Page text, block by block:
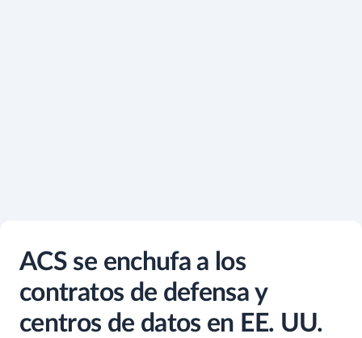
ACS se enchufa a los
contratos de defensa y
centros de datos en EE. UU.